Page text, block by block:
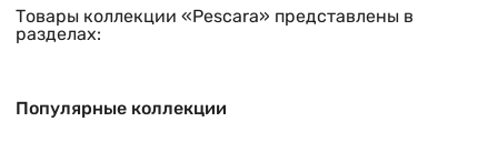
Товары коллекции «Pescara» представлены в
разделах:
Популярные коллекции